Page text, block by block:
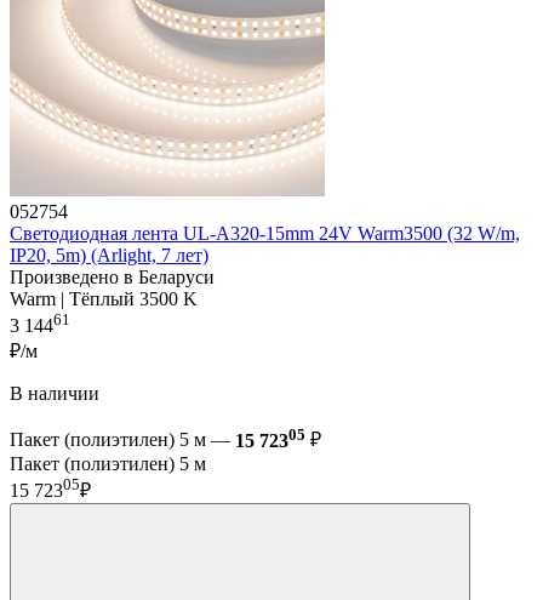
052754
Светодиодная лента UL-A320-15mm 24V Warm3500 (32 W/m,
IP20, 5m) (Arlight, 7 лет)
Произведено в Беларуси
Warm | Тёплый 3500 K
3 14461
₽/м
В наличии
Пакет (полиэтилен) 5 м — 15 72305 ₽
Пакет (полиэтилен) 5 м
15 72305₽